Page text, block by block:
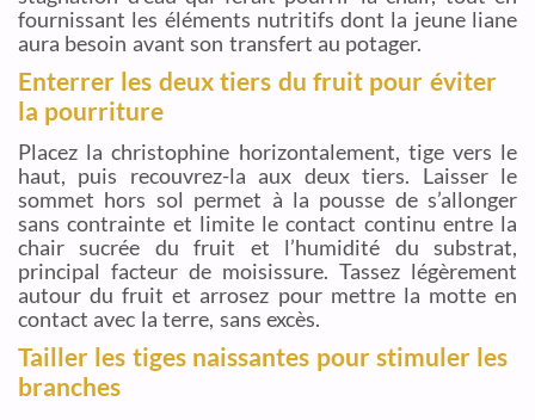
fournissant les éléments nutritifs dont la jeune liane
aura besoin avant son transfert au potager.
Enterrer les deux tiers du fruit pour éviter
la pourriture
Placez la christophine horizontalement, tige vers le
haut, puis recouvrez-la aux deux tiers. Laisser le
sommet hors sol permet à la pousse de s’allonger
sans contrainte et limite le contact continu entre la
chair sucrée du fruit et l’humidité du substrat,
principal facteur de moisissure. Tassez légèrement
autour du fruit et arrosez pour mettre la motte en
contact avec la terre, sans excès.
Tailler les tiges naissantes pour stimuler les
branches